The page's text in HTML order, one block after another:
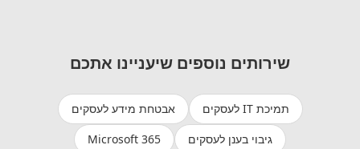
שירותים נוספים שיעניינו אתכם
תמיכת IT לעסקים
אבטחת מידע לעסקים
גיבוי בענן לעסקים
Microsoft 365